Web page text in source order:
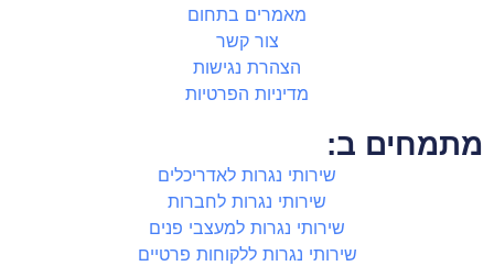
מאמרים בתחום
צור קשר
הצהרת נגישות
מדיניות הפרטיות
מתמחים ב:
שירותי נגרות לאדריכלים
שירותי נגרות לחברות
שירותי נגרות למעצבי פנים
שירותי נגרות ללקוחות פרטיים